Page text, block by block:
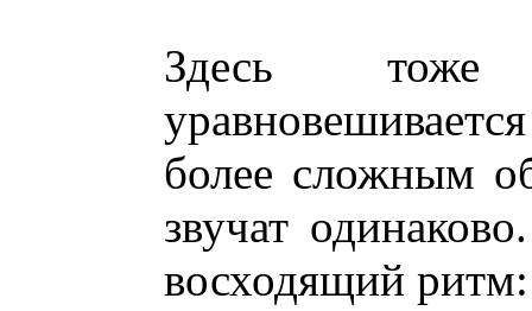
Здесь тоже
более сложным
звучат
восходящий ритм: